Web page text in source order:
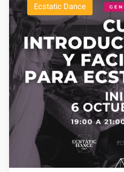
Ecstatic Dance